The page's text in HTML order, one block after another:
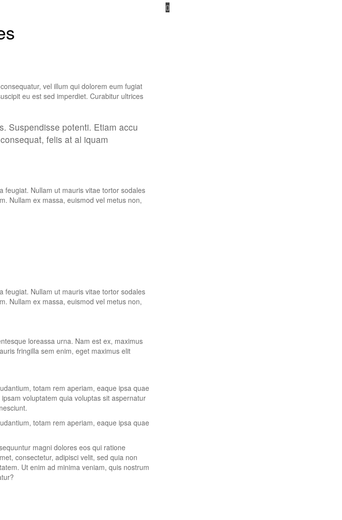
vel illum qui dolorem eum fugiat
eu est sed imperdiet. Curabitur ultrices
Suspendisse potenti. Etiam accu
felis at al iquam
feugiat. Nullam ut mauris vitae tortor sodales
Nullam ex massa, euismod vel metus non,
feugiat. Nullam ut mauris vitae tortor sodales
Nullam ex massa, euismod vel metus non,
loreassa urna. Nam est ex, maximus
fringilla sem enim, eget maximus elit
totam rem aperiam, eaque ipsa quae
voluptatem quia voluptas sit aspernatur
totam rem aperiam, eaque ipsa quae
magni dolores eos qui ratione
consectetur, adipisci velit, sed quia non
Ut enim ad minima veniam, quis nostrum